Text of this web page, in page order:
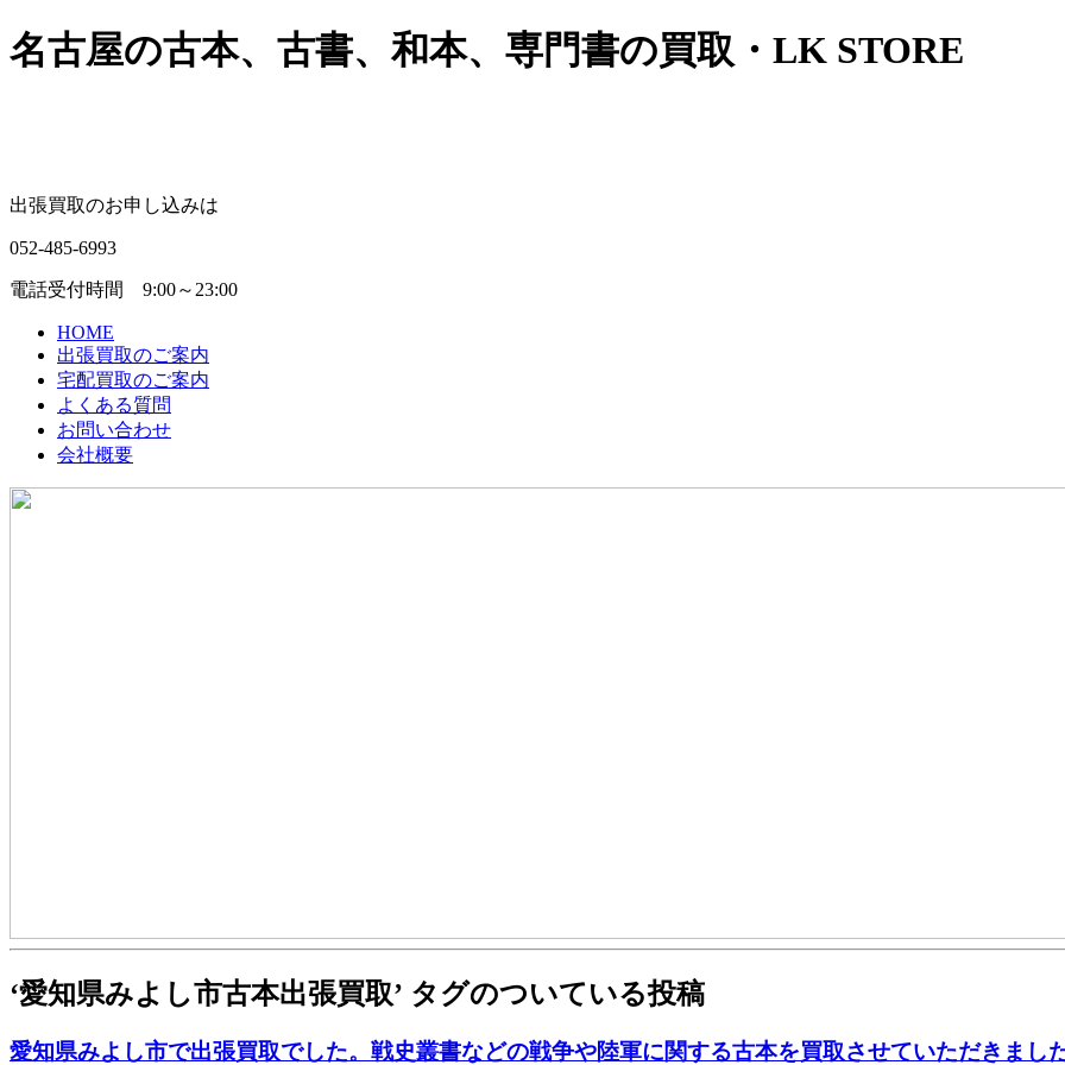
名古屋の古本、古書、和本、専門書の買取・LK STORE
出張買取のお申し込みは
052-485-6993
電話受付時間 9:00～23:00
HOME
出張買取のご案内
宅配買取のご案内
よくある質問
お問い合わせ
会社概要
‘愛知県みよし市古本出張買取’ タグのついている投稿
愛知県みよし市で出張買取でした。戦史叢書などの戦争や陸軍に関する古本を買取させていただきまし